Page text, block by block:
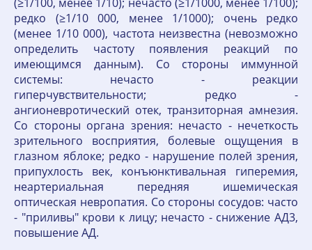
редко (≥1/10 000, менее 1/1000); очень редко
(менее 1/10 000), частота неизвестна (невозможно
определить частоту появления реакций по
имеющимся данным). Со стороны иммунной
системы: нечасто - реакции
гиперчувствительности; редко -
ангионевротический отек, транзиторная амнезия.
Со стороны органа зрения: нечасто - нечеткость
зрительного восприятия, болевые ощущения в
глазном яблоке; редко - нарушение полей зрения,
припухлость век, конъюнктивальная гиперемия,
неартериальная передняя ишемическая
оптическая невропатия. Со стороны сосудов: часто
- "приливы" крови к лицу; нечасто - снижение АД3,
повышение АД.